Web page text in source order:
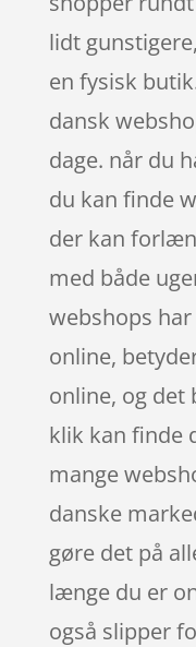
lidt
en fysisk
dansk
dage. når du
du kan finde
der kan
med både
webshops
online,
online, og det
klik kan finde
mange
danske
gøre det på
længe du er
også slipper